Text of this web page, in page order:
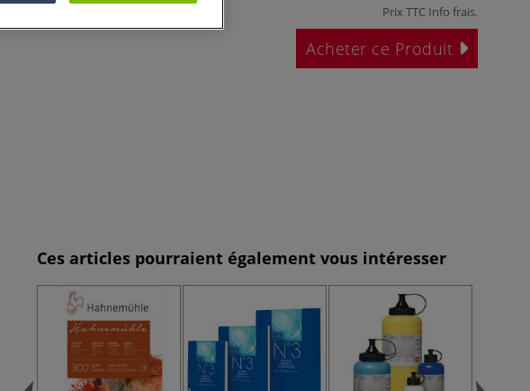
Prix TTC Info frais.
Acheter ce Produit
Ces articles pourraient également vous intéresser